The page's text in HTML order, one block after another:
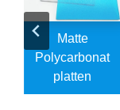
Matte
Polycarbonat
Platten